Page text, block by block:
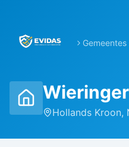
Gemeentes
Hollands Kroon,